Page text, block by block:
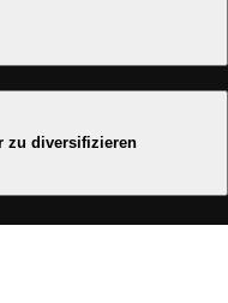
zu diversifizieren